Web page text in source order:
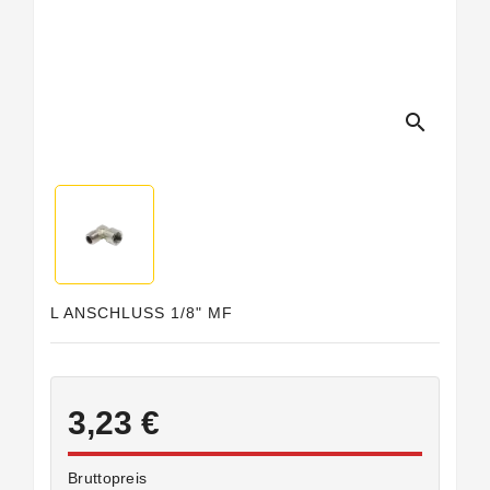
search
L ANSCHLUSS 1/8" MF
3,23 €
Bruttopreis